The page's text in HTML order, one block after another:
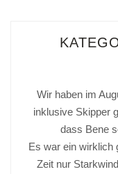
Wir haben im
inklusive Skipper
dass Bene
Es war ein wirklich
Zeit nur